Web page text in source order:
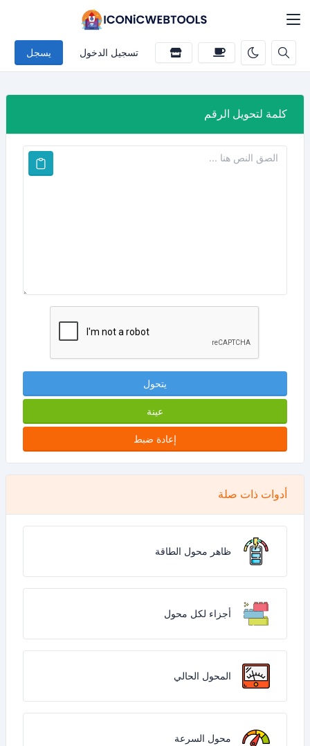
تسجيل الدخول يسجل
كلمة لتحويل الرقم
يتحول
عينة
إعادة ضبط
أدوات ذات صلة
ظاهر محول الطاقة
أجزاء لكل محول
المحول الحالي
محول السرعة